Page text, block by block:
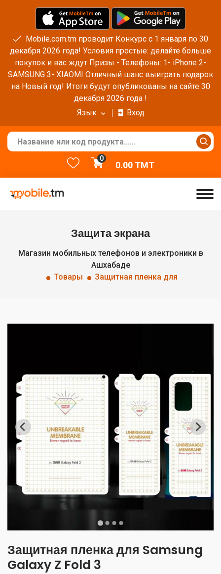
Mobile.com.tm проводит Конкурс с 1 января по 30
декабря 2026 года! Условия простые: делайте больше
покупок и вас ждут Призы - Телефоны: 1- iPhone 2-
SAMSUNG 3- XIAOMI Отличный шанс выиграть подарок
на Новый год! Итоги будут опубликованы на сайте 30
декабря 2026 года !
Язык
Вход
0
0.00TMT
Защита экрана
Магазин мобильных телефонов и электроники в
Ашхабаде
Товары
Защитная пленка для
Защитная пленка для Samsung
Galaxy Z Fold 3